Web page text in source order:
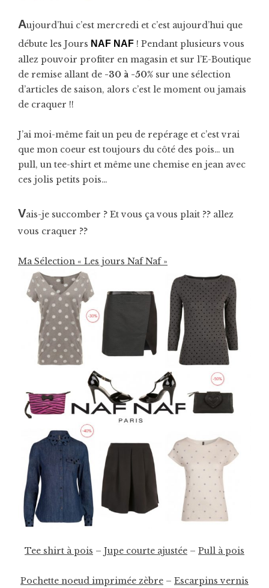
Aujourd’hui c’est mercredi et c’est aujourd’hui que
débute les Jours NAF NAF ! Pendant plusieurs vous
allez pouvoir profiter en magasin et sur l’E-Boutique
de remise allant de -30 à -50% sur une sélection
d’articles de saison, alors c’est le moment ou jamais
de craquer !!
J’ai moi-même fait un peu de repérage et c’est vrai
que mon coeur est toujours du côté des pois… un
pull, un tee-shirt et même une chemise en jean avec
ces jolis petits pois…
Vais-je succomber ? Et vous ça vous plait ?? allez
vous craquer ??
Ma Sélection « Les jours Naf Naf »
Tee shirt à pois – Jupe courte ajustée – Pull à pois
Pochette noeud imprimée zèbre – Escarpins vernis